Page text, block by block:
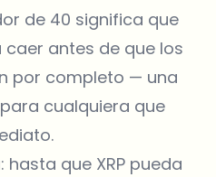
de 40 significa que
antes de que los
por completo — una
cualquiera que
que XRP pueda